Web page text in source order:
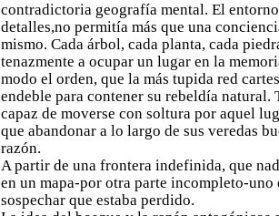
contradictoria geografía mental. El
detalles,no permitía más que una
mismo. Cada árbol, cada planta, cada
tenazmente a ocupar un lugar en la
modo el orden, que la más tupida red
endeble para contener su rebeldía natural.
capaz de moverse con soltura por aquel
que abandonar a lo largo de sus veredas
razón.
A partir de una frontera indefinida, que
en un mapa-por otra parte incompleto-uno
sospechar que estaba perdido.